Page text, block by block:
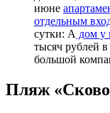
июне
отдельным
сутки: А дом у
тысяч рублей
большой
Пляж